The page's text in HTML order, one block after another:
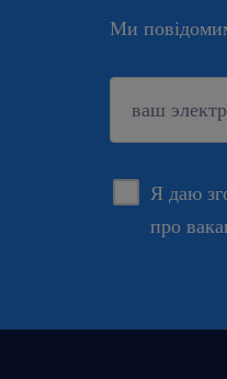
Ми
Я даю
про